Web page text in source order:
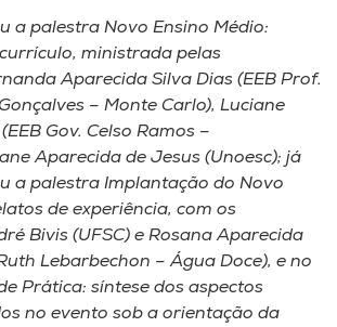
a palestra Novo Ensino Médio:
ministrada pelas
Aparecida Silva Dias (EEB Prof.
– Monte Carlo), Luciane
Gov. Celso Ramos –
Aparecida de Jesus (Unoesc); já
a palestra Implantação do Novo
de experiência, com os
Bivis (UFSC) e Rosana Aparecida
Lebarbechon – Água Doce), e no
Prática: síntese dos aspectos
no evento sob a orientação da